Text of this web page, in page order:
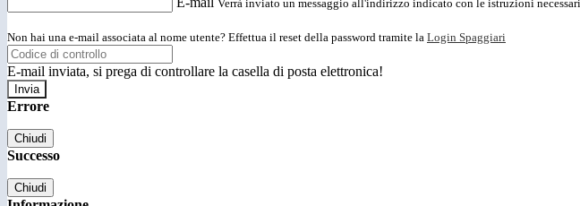
Verrà inviato un messaggio all'indirizzo indicato con le istruzioni
Non hai una e-mail associata al nome utente? Effettua il reset della password tramite la Login Spaggiari
E-mail inviata, si prega di controllare la casella di posta elettronica!
Errore
Chiudi
Successo
Chiudi